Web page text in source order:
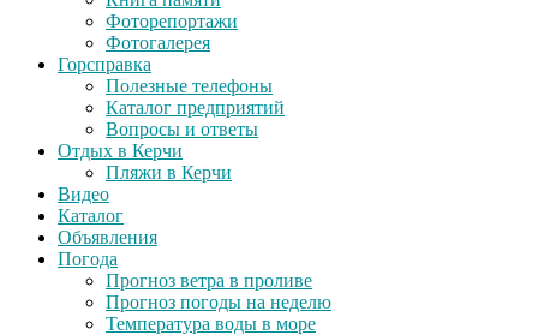
Фоторепортажи
Фотогалерея
Горсправка
Полезные телефоны
Каталог предприятий
Вопросы и ответы
Отдых в Керчи
Пляжи в Керчи
Видео
Каталог
Объявления
Погода
Прогноз ветра в проливе
Прогноз погоды на неделю
Температура воды в море